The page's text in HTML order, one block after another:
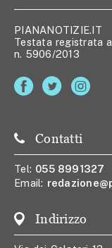
PIANANOTIZIE.IT
Testata registrata
n. 5906/2013
Contatti
Tel: 055 8991327
Email:
Indirizzo